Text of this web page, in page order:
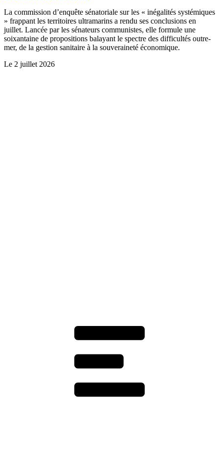
La commission d’enquête sénatoriale sur les « inégalités systémiques
» frappant les territoires ultramarins a rendu ses conclusions en
juillet. Lancée par les sénateurs communistes, elle formule une
soixantaine de propositions balayant le spectre des difficultés outre-
mer, de la gestion sanitaire à la souveraineté économique.
Le 2 juillet 2026